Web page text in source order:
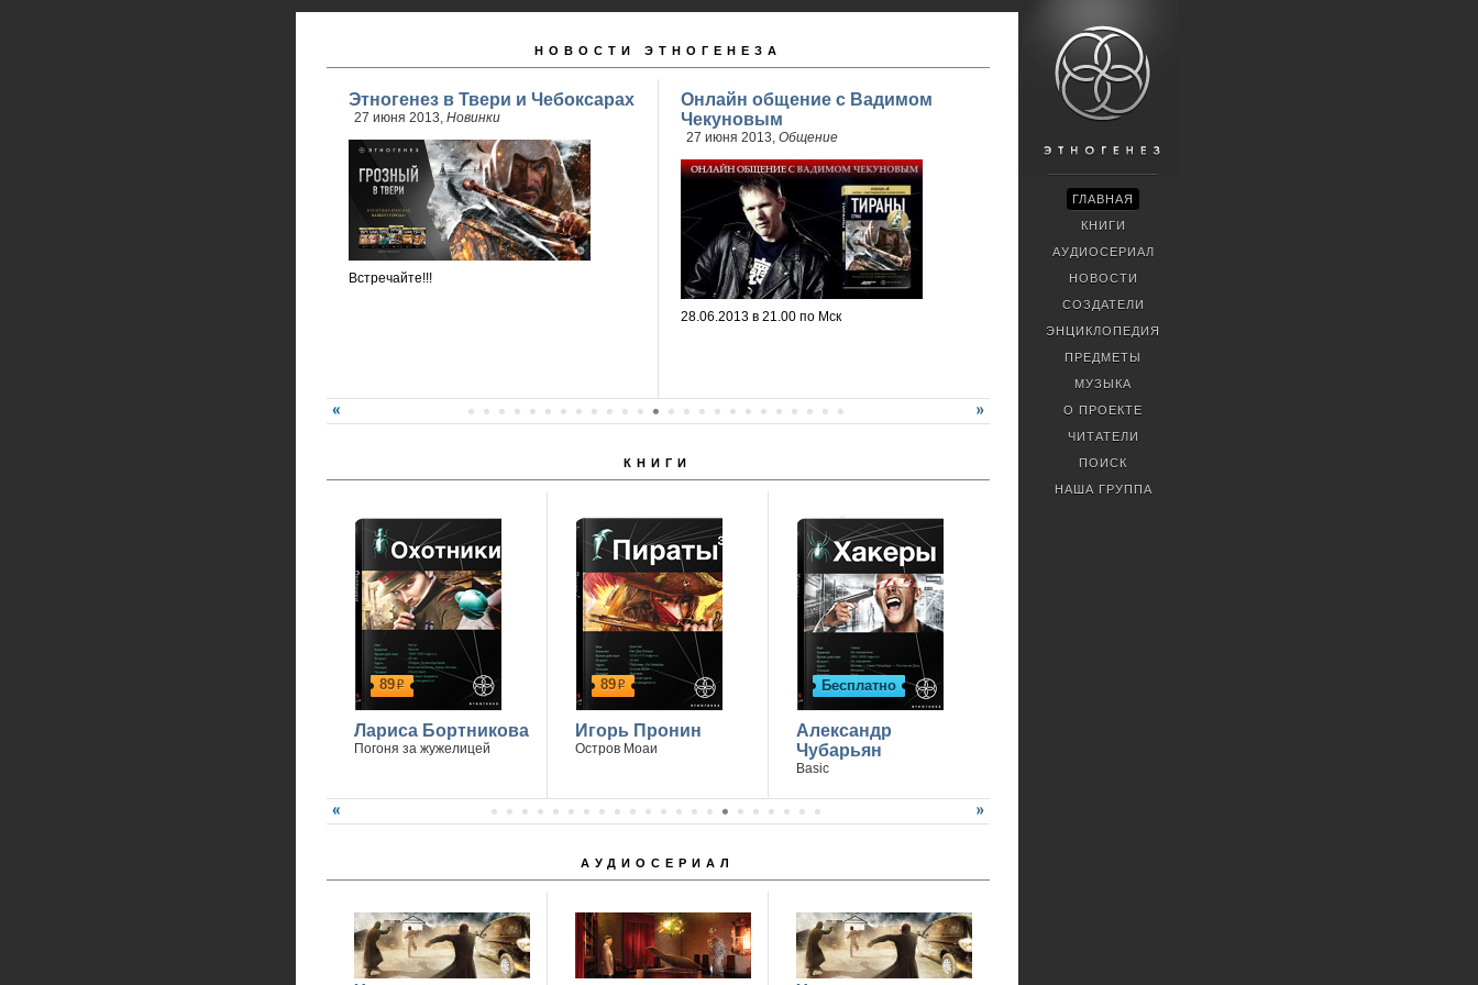
НОВОСТИ ЭТНОГЕНЕЗА
Этногенез в Твери и Чебоксарах
27 июня 2013, Новинки
Встречайте!!!
Онлайн общение с Вадимом
Чекуновым
27 июня 2013, Общение
28.06.2013 в 21.00 по Мск
КНИГИ
89р
Лариса Бортникова
Погоня за жужелицей
89р
Игорь Пронин
Остров Моаи
Бесплатно
Александр
Чубарьян
Basic
АУДИОСЕРИАЛ
ГЛАВНАЯ
КНИГИ
АУДИОСЕРИАЛ
НОВОСТИ
СОЗДАТЕЛИ
ЭНЦИКЛОПЕДИЯ
ПРЕДМЕТЫ
МУЗЫКА
О ПРОЕКТЕ
ЧИТАТЕЛИ
ПОИСК
НАША ГРУППА